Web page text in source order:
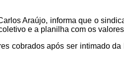
Araújo, informa que o
e a planilha com os
cobrados após ser intimado